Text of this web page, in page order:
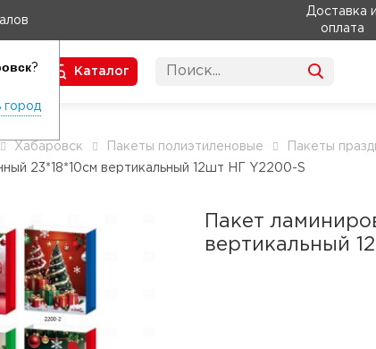
?
город
Доставка и
оплата
Каталог
Хабаровск Пакеты полиэтиленовые Пакеты
23*18*10см вертикальный 12шт НГ Y2200-S
Пакет
вертикальный